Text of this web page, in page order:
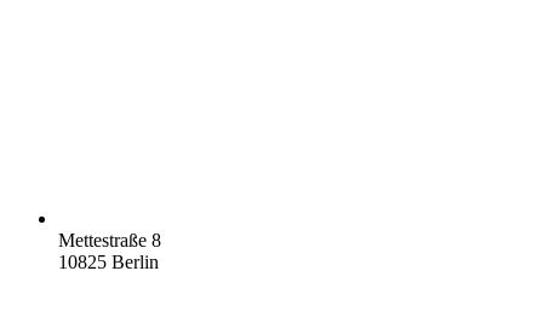
Mettestraße 8
10825 Berlin